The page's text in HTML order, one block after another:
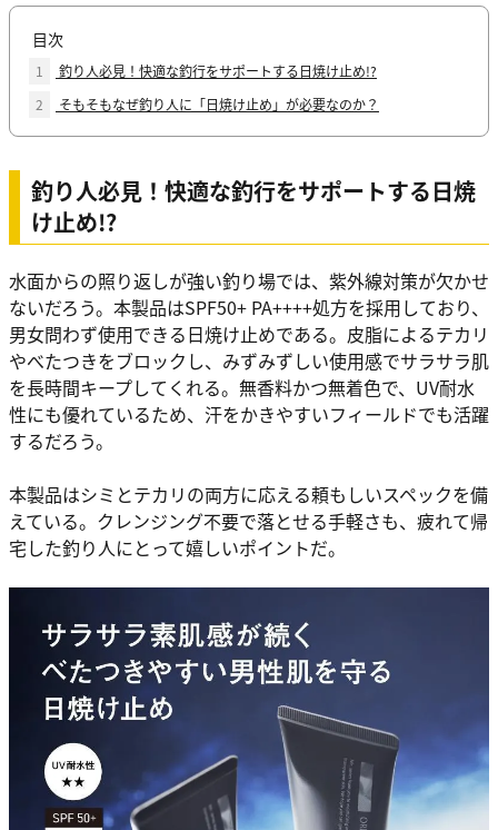
目次
1
釣り人必見！快適な釣行をサポートする日焼け止め!?
2
そもそもなぜ釣り人に「日焼け止め」が必要なのか？
釣り人必見！快適な釣行をサポートする日焼
け止め!?
水面からの照り返しが強い釣り場では、紫外線対策が欠かせ
ないだろう。本製品はSPF50+ PA++++処方を採用しており、
男女問わず使用できる日焼け止めである。皮脂によるテカリ
やべたつきをブロックし、みずみずしい使用感でサラサラ肌
を長時間キープしてくれる。無香料かつ無着色で、UV耐水
性にも優れているため、汗をかきやすいフィールドでも活躍
するだろう。
本製品はシミとテカリの両方に応える頼もしいスペックを備
えている。クレンジング不要で落とせる手軽さも、疲れて帰
宅した釣り人にとって嬉しいポイントだ。